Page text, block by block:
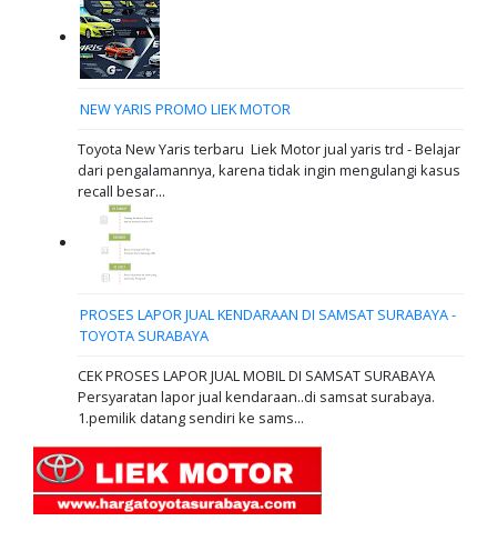
NEW YARIS PROMO LIEK MOTOR
Toyota New Yaris terbaru Liek Motor jual yaris trd - Belajar
dari pengalamannya, karena tidak ingin mengulangi kasus
recall besar...
PROSES LAPOR JUAL KENDARAAN DI SAMSAT SURABAYA -
TOYOTA SURABAYA
CEK PROSES LAPOR JUAL MOBIL DI SAMSAT SURABAYA
Persyaratan lapor jual kendaraan..di samsat surabaya.
1.pemilik datang sendiri ke sams...